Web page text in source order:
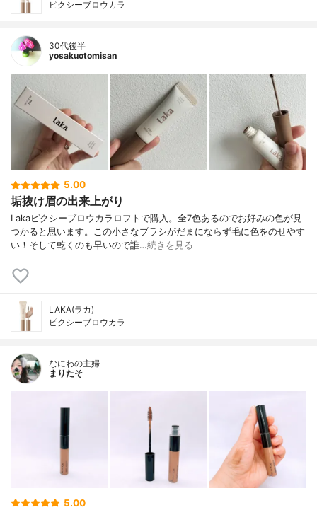
ピクシーブロウカラ
30代後半
yosakuotomisan
5.00
垢抜け眉の出来上がり
Lakaピクシーブロウカラロフトで購入。全7色あるのでお好みの色が見
つかると思います。この小さなブラシがだまにならず毛に色をのせやす
い！そして乾くのも早いので誰…続きを見る
LAKA(ラカ)
ピクシーブロウカラ
なにわの主婦
まりたそ
5.00